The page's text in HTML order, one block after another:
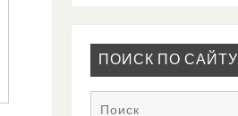
ПОИСК ПО САЙТУ